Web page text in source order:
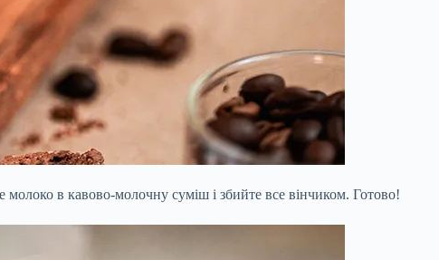
в кавово-молочну суміш і збийте все вінчиком. Готово!